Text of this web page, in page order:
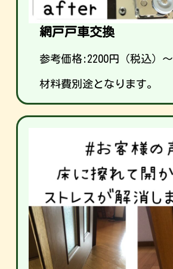
網戸戸車交換
参考価格:2200円（税込）～
材料費別途となります。